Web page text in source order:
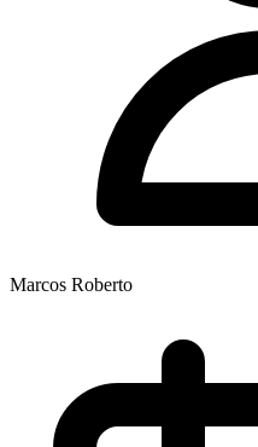
Marcos Roberto